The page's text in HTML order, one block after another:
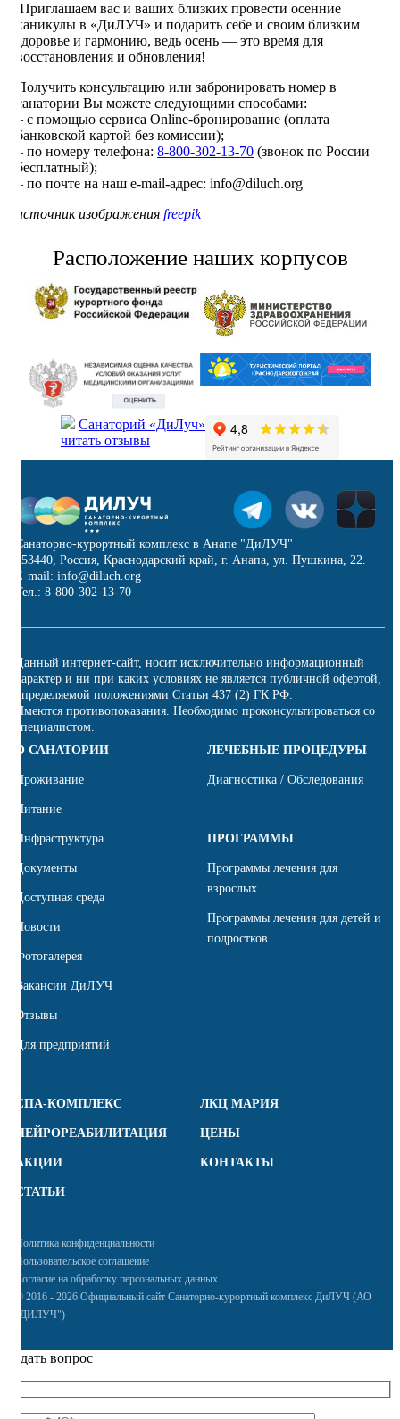
Приглашаем вас и ваших близких провести осенние
каникулы в «ДиЛУЧ» и подарить себе и своим близким
здоровье и гармонию, ведь осень — это время для
восстановления и обновления!
Получить консультацию или забронировать номер в
санатории Вы можете следующими способами:
– с помощью сервиса Online-бронирование (оплата
банковской картой без комиссии);
– по номеру телефона: 8-800-302-13-70 (звонок по России
бесплатный);
– по почте на наш e-mail-адрес: info@diluch.org
источник изображения freepik
Расположение наших корпусов
Санаторий «ДиЛуч»
читать отзывы
Санаторно-курортный комплекс в Анапе "ДиЛУЧ"
353440, Россия, Краснодарский край, г. Анапа, ул. Пушкина, 22.
E-mail: info@diluch.org
Тел.: 8-800-302-13-70
Данный интернет-сайт, носит исключительно информационный
характер и ни при каких условиях не является публичной офертой,
определяемой положениями Статьи 437 (2) ГК РФ.
Имеются противопоказания. Необходимо проконсультироваться со
специалистом.
О САНАТОРИИ
Проживание
Питание
Инфраструктура
Документы
Доступная среда
Новости
Фотогалерея
Вакансии ДиЛУЧ
Отзывы
Для предприятий
ЛЕЧЕБНЫЕ ПРОЦЕДУРЫ
Диагностика / Обследования
ПРОГРАММЫ
Программы лечения для
взрослых
Программы лечения для детей и
подростков
СПА-КОМПЛЕКС ЛКЦ МАРИЯ
НЕЙРОРЕАБИЛИТАЦИЯ ЦЕНЫ
АКЦИИ КОНТАКТЫ
СТАТЬИ
Политика конфиденциальности
Пользовательское соглашение
Согласие на обработку персональных данных
© 2016 - 2026 Официальный сайт Санаторно-курортный комплекс ДиЛУЧ (АО
"ДИЛУЧ")
Задать вопрос